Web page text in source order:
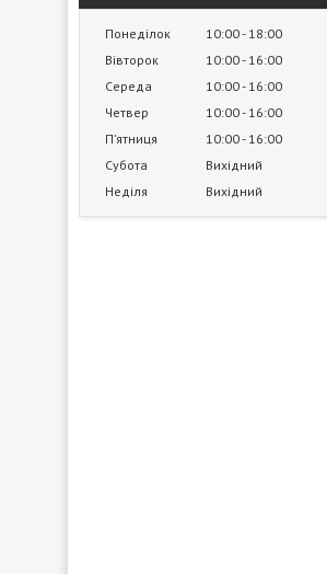
Понеділок 10:00 18:00
Вівторок
10:00 16:00
Середа
10:00 16:00
Четвер
10:00 16:00
Пʼятниця
10:00 16:00
Субота
Вихідний
Неділя
Вихідний